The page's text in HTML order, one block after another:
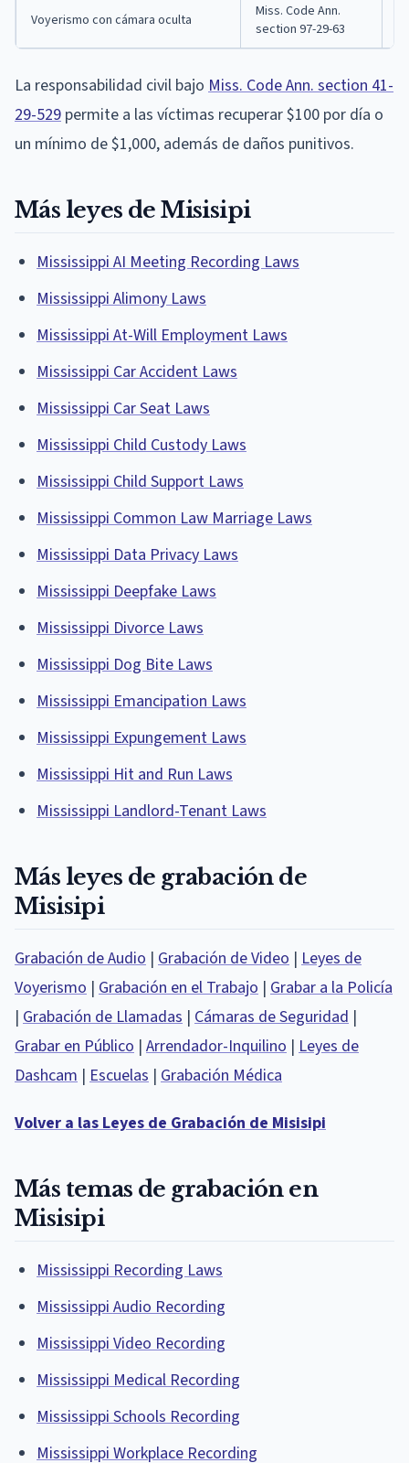
Voyerismo con cámara oculta
Miss. Code Ann.
section 97-29-63
La responsabilidad civil bajo Miss. Code Ann. section 41-
29-529 permite a las víctimas recuperar $100 por día o
un mínimo de $1,000, además de daños punitivos.
Más leyes de Misisipi
Mississippi AI Meeting Recording Laws
Mississippi Alimony Laws
Mississippi At-Will Employment Laws
Mississippi Car Accident Laws
Mississippi Car Seat Laws
Mississippi Child Custody Laws
Mississippi Child Support Laws
Mississippi Common Law Marriage Laws
Mississippi Data Privacy Laws
Mississippi Deepfake Laws
Mississippi Divorce Laws
Mississippi Dog Bite Laws
Mississippi Emancipation Laws
Mississippi Expungement Laws
Mississippi Hit and Run Laws
Mississippi Landlord-Tenant Laws
Más leyes de grabación de
Misisipi
Grabación de Audio | Grabación de Video | Leyes de
Voyerismo | Grabación en el Trabajo | Grabar a la Policía
| Grabación de Llamadas | Cámaras de Seguridad |
Grabar en Público | Arrendador-Inquilino | Leyes de
Dashcam | Escuelas | Grabación Médica
Volver a las Leyes de Grabación de Misisipi
Más temas de grabación en
Misisipi
Mississippi Recording Laws
Mississippi Audio Recording
Mississippi Video Recording
Mississippi Medical Recording
Mississippi Schools Recording
Mississippi Workplace Recording